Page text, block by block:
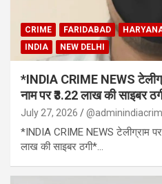
CRIME FARIDABAD
INDIA
NEW DELHI
*INDIA CRIME NEWS
नाम पर ₹3.22 लाख की साइबर
July 27, 2026
*INDIA CRIME NEWS टेलीग्राम
लाख की साइबर ठगी*…